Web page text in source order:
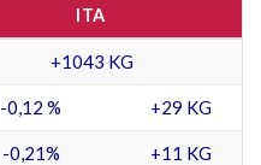
ITA
+1043 KG
-0,12 % +29 KG
-0,21% +11 KG